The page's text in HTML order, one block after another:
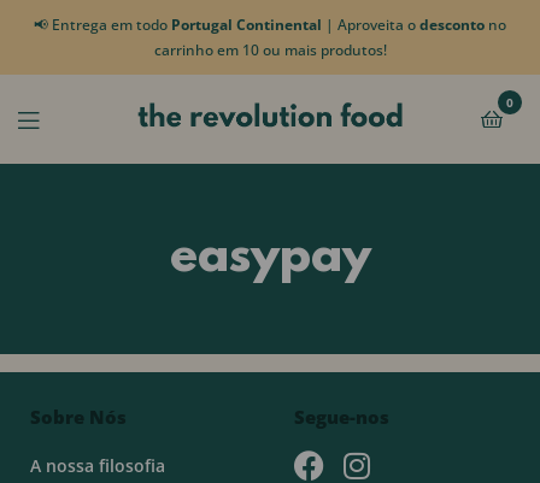
📢 Entrega em todo Portugal Continental | Aproveita odesconto no
carrinho em 10 ou mais produtos!
0
easypay
Sobre Nós
A nossa filosofia
Segue-nos